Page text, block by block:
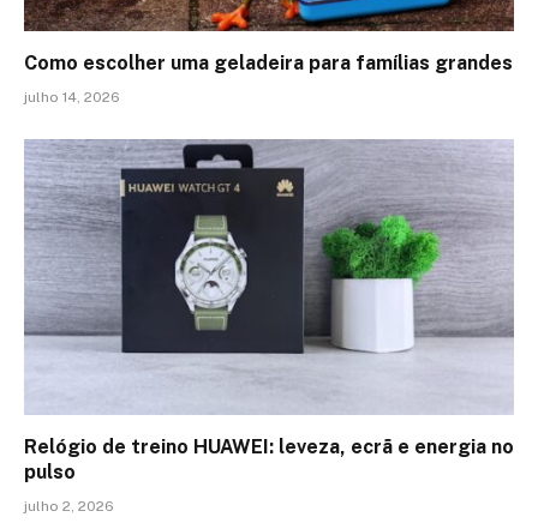
Como escolher uma geladeira para famílias grandes
julho 14, 2026
Relógio de treino​ HUAWEI: leveza, ecrã e energia no
pulso
julho 2, 2026